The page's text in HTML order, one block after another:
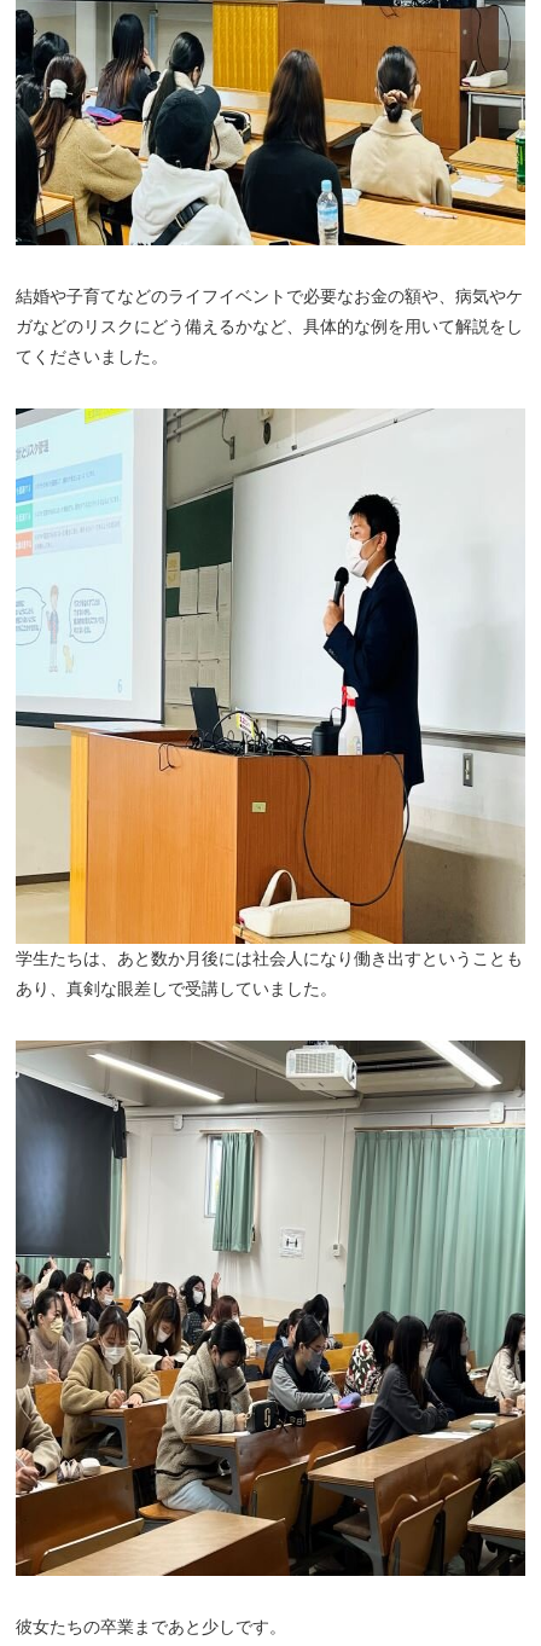
結婚や子育てなどのライフイベントで必要なお金の額や、病気やケ
ガなどのリスクにどう備えるかなど、具体的な例を用いて解説をし
てくださいました。
学生たちは、あと数か月後には社会人になり働き出すということも
あり、真剣な眼差しで受講していました。
彼女たちの卒業まであと少しです。